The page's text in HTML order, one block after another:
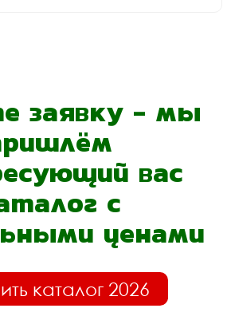
заявку - мы
вас
с
ценами
каталог 2026